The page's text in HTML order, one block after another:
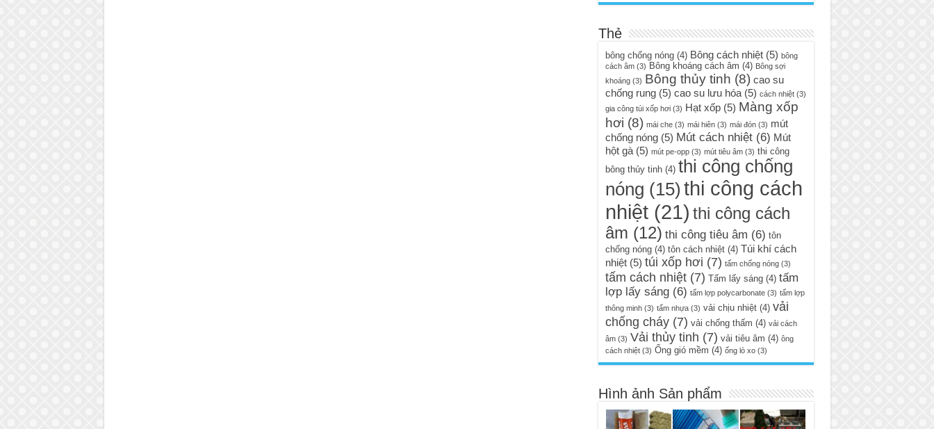
Thẻ
bông chống nóng(4) Bông cách nhiệt(5) bông
cách âm(3) Bông khoáng cách âm (4) Bông sợi
khoáng(3) Bông thủy tinh (8) cao su
chống rung(5) cao su lưu hóa(5) cách nhiệt(3)
gia công túi xốp hơi(3) Hạt xốp(5) Màng xốp
hơi (8) mái che(3) mái hiên(3) mái đón(3) mút
chống nóng(5) Mút cách nhiệt(6) Mút
hột gà(5) mút pe-opp(3) mút tiêu âm(3) thi công
bông thủy tinh(4) thi công chống
nóng (15) thi công cách
nhiệt(21) thi công cách
âm (12) thi công tiêu âm (6) tôn
chống nóng(4) tôn cách nhiệt(4) Túi khí cách
nhiệt(5) túi xốp hơi (7) tấm chống nóng(3)
tấm cách nhiệt(7) Tấm lấy sáng(4) tấm
lợp lấy sáng(6) tấm lợp polycarbonate(3) tấm lợp
thông minh(3) tấm nhựa(3) vải chịu nhiệt(4) vải
chống cháy(7) vải chống thấm (4) vải cách
âm(3) Vải thủy tinh (7) vải tiêu âm (4) ông
cách nhiệt(3) Ống gió mềm (4) ống lò xo(3)
Hình ảnh Sản phẩm